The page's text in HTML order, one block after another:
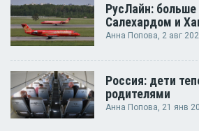
РусЛайн:
Салехардом и
Анна Попова , 2 авг
Россия: дети
родителями
Анна Попова, 21 янв